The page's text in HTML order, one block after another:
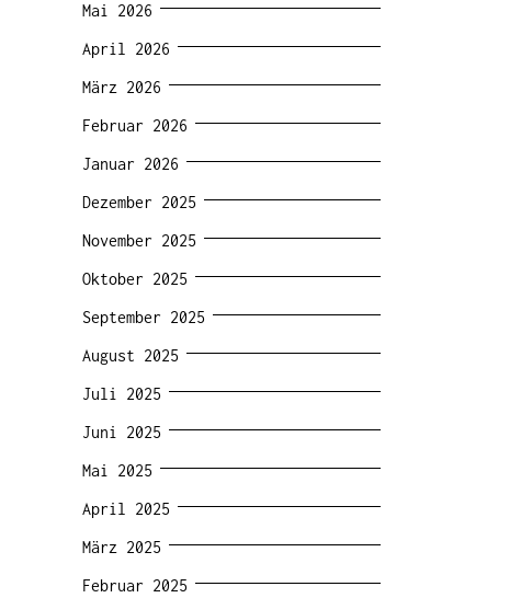
Mai 2026
April 2026
März 2026
Februar 2026
Januar 2026
Dezember 2025
November 2025
Oktober 2025
September 2025
August 2025
Juli 2025
Juni 2025
Mai 2025
April 2025
März 2025
Februar 2025